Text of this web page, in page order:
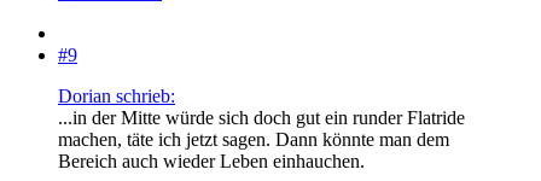
#9
Dorian schrieb:
...in der Mitte würde sich doch gut ein runder Flatride
machen, täte ich jetzt sagen. Dann könnte man dem
Bereich auch wieder Leben einhauchen.